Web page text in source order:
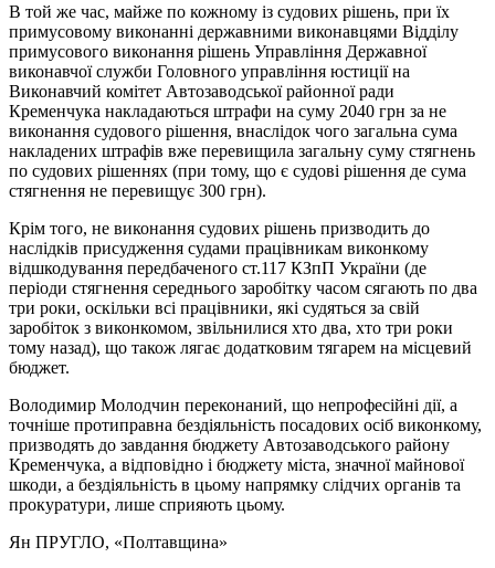
В той же час, майже по кожному із судових рішень, при їх
примусовому виконанні державними виконавцями Відділу
примусового виконання рішень Управління Державної
виконавчої служби Головного управління юстиції на
Виконавчий комітет Автозаводської районної ради
Кременчука накладаються штрафи на суму 2040 грн за не
виконання судового рішення, внаслідок чого загальна сума
накладених штрафів вже перевищила загальну суму стягнень
по судових рішеннях (при тому, що є судові рішення де сума
стягнення не перевищує 300 грн).
Крім того, не виконання судових рішень призводить до
наслідків присудження судами працівникам виконкому
відшкодування передбаченого ст.117 КЗпП України (де
періоди стягнення середнього заробітку часом сягають по два
три роки, оскільки всі працівники, які судяться за свій
заробіток з виконкомом, звільнилися хто два, хто три роки
тому назад), що також лягає додатковим тягарем на місцевий
бюджет.
Володимир Молодчин переконаний, що непрофесійні дії, а
точніше протиправна бездіяльність посадових осіб виконкому,
призводять до завдання бюджету Автозаводського району
Кременчука, а відповідно і бюджету міста, значної майнової
шкоди, а бездіяльність в цьому напрямку слідчих органів та
прокуратури, лише сприяють цьому.
Ян ПРУГЛО, «Полтавщина»